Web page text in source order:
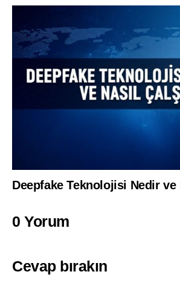
Deepfake Teknolojisi Nedir ve
0 Yorum
Cevap bırakın